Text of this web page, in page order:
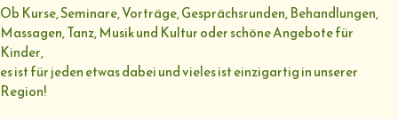
Ob Kurse, Seminare, Vorträge, Gesprächsrunden, Behandlungen,
Massagen, Tanz, Musik und Kultur oder schöne Angebote für
Kinder,
es ist für jeden etwas dabei und vieles ist einzigartig in unserer
Region!